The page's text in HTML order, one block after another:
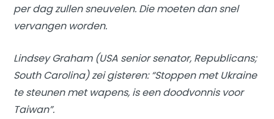
per dag zullen sneuvelen. Die moeten dan snel
vervangen worden.
Lindsey Graham (USA senior senator, Republicans;
South Carolina) zei gisteren: “Stoppen met Ukraine
te steunen met wapens, is een doodvonnis voor
Taiwan”.